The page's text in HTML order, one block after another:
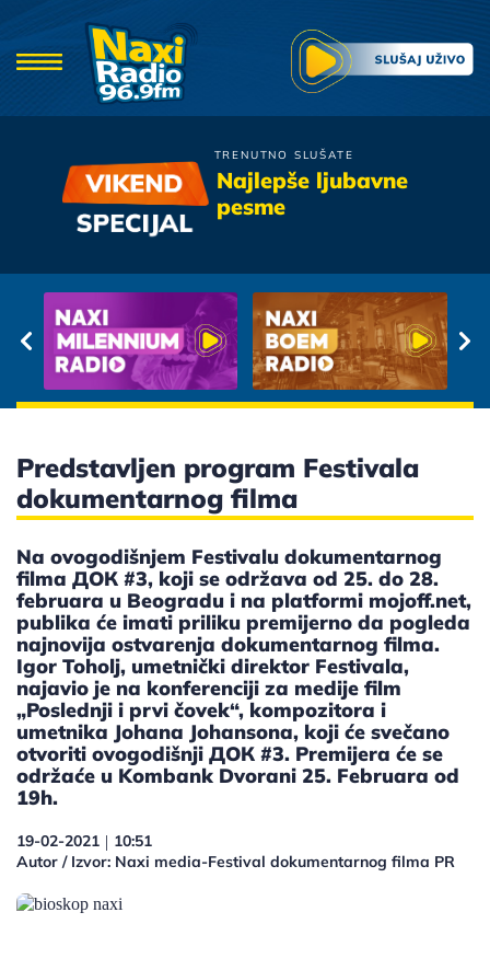
TRENUTNO SLUŠATE
Najlepše ljubavne
pesme
Idoli
Predstavljen program Festivala
dokumentarnog filma
Na ovogodišnjem Festivalu dokumentarnog
filma ДОК #3, koji se održava od 25. do 28.
februara u Beogradu i na platformi mojoff.net,
publika će imati priliku premijerno da pogleda
najnovija ostvarenja dokumentarnog filma.
Igor Toholj, umetnički direktor Festivala,
najavio je na konferenciji za medije film
„Poslednji i prvi čovek“, kompozitora i
umetnika Johana Johansona, koji će svečano
otvoriti ovogodišnji ДОК #3. Premijera će se
održaće u Kombank Dvorani 25. Februara od
19h.
19-02-2021 | 10:51
Autor / Izvor: Naxi media-Festival dokumentarnog filma PR